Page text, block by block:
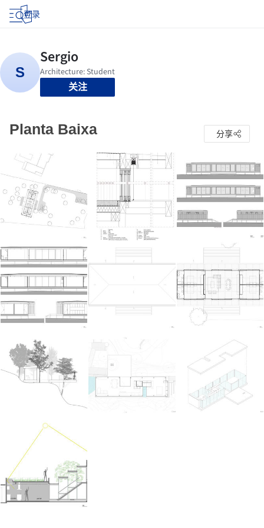
登录
关注
Planta Baixa 分享